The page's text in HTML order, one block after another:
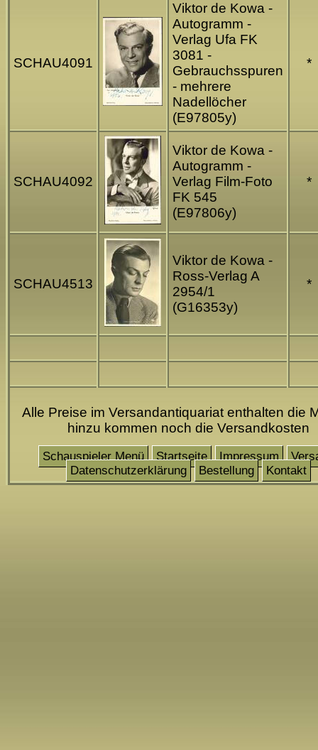
SCHAU4091
Viktor de Kowa -
Autogramm -
Verlag Ufa FK
3081 -
Gebrauchsspuren
- mehrere
Nadellöcher
(E97805y)
*
SCHAU4092
Viktor de Kowa -
Autogramm -
Verlag Film-Foto
FK 545
(E97806y)
*
SCHAU4513
Viktor de Kowa -
Ross-Verlag A
2954/1
(G16353y)
*
Alle Preise im Versandantiquariat enthalten die
hinzu kommen noch die Versandkosten
Schauspieler Menü Startseite Impressum
Datenschutzerklärung
Bestellung Kontakt